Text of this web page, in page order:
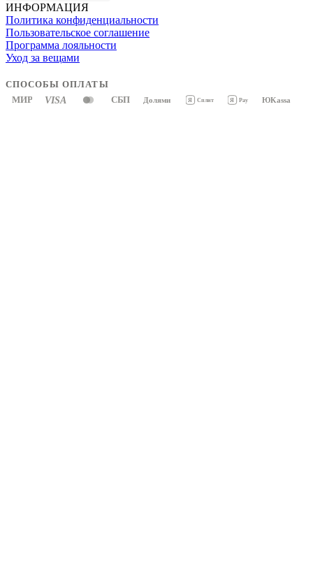
ИНФОРМАЦИЯ
Политика конфиденциальности
Пользовательское соглашение
Программа лояльности
Уход за вещами
СПОСОБЫ ОПЛАТЫ
МИР VISA СБП Долями Я Сплит Я Pay ЮKassa